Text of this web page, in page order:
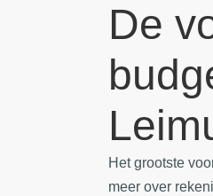
De
Het grootste
meer over